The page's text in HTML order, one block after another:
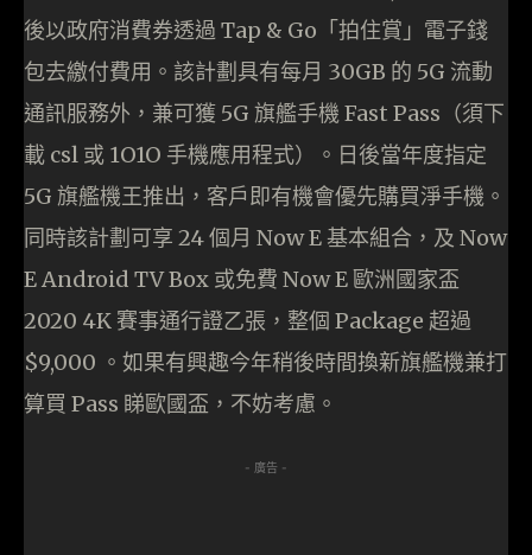
後以政府消費券透過 Tap & Go「拍住賞」電子錢
包去繳付費用。該計劃具有每月 30GB 的 5G 流動
通訊服務外，兼可獲 5G 旗艦手機 Fast Pass（須下
載 csl 或 1O1O 手機應用程式）。日後當年度指定
5G 旗艦機王推出，客戶即有機會優先購買淨手機。
同時該計劃可享 24 個月 Now E 基本組合，及 Now
E Android TV Box 或免費 Now E 歐洲國家盃
2020 4K 賽事通行證乙張，整個 Package 超過
$9,000 。如果有興趣今年稍後時間換新旗艦機兼打
算買 Pass 睇歐國盃，不妨考慮。
- 廣告 -